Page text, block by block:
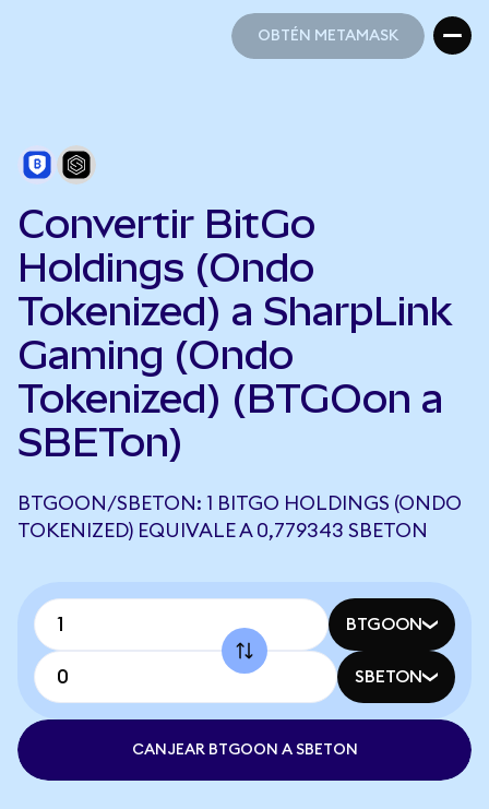
OBTÉN METAMASK
Convertir BitGo
Holdings (Ondo
Tokenized) a SharpLink
Gaming (Ondo
Tokenized) (BTGOon a
SBETon)
BTGOON/SBETON: 1 BITGO HOLDINGS (ONDO
TOKENIZED) EQUIVALE A 0,779343 SBETON
BTGOON
SBETON
CANJEAR BTGOON A SBETON